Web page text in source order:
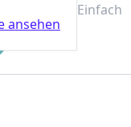
ansehen
Einfach